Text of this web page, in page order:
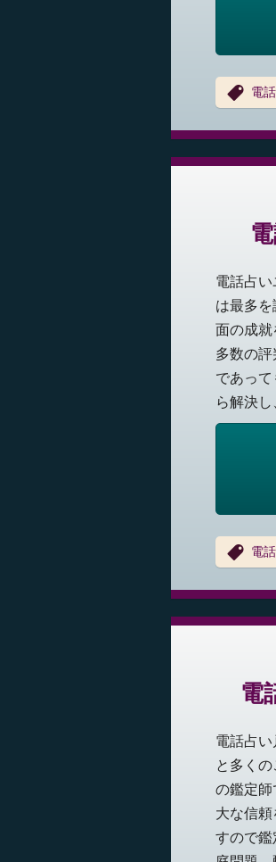
電
電話占
は最多
面の成就
多数の
であっ
ら解決
電
電
電話占
と多く
の鑑定師
大な信
すので鑑